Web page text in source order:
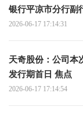
银行平凉市分行副
2026-06-17 17:14:31
天奇股份：公司本
发行期首日 焦点
2026-06-17 17:14:54